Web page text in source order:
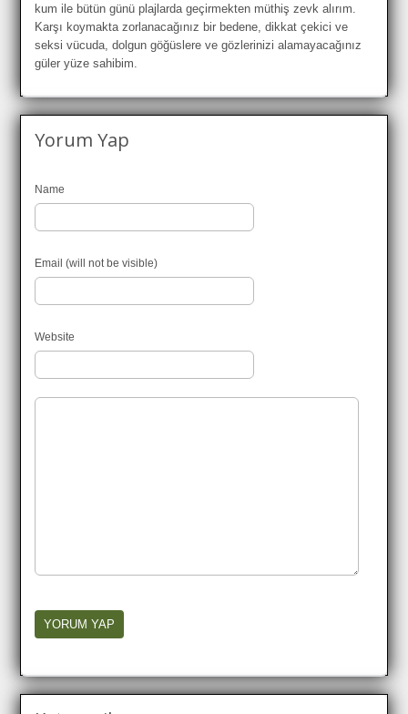
kum ile bütün günü plajlarda geçirmekten müthiş zevk alırım.
Karşı koymakta zorlanacağınız bir bedene, dikkat çekici ve
seksi vücuda, dolgun göğüslere ve gözlerinizi alamayacağınız
güler yüze sahibim.
Yorum Yap
Name
Email (will not be visible)
Website